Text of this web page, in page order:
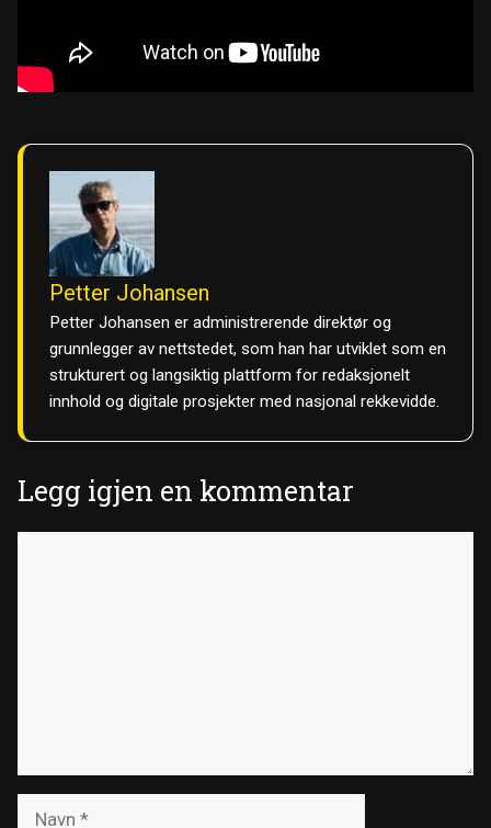
Petter Johansen
Petter Johansen er administrerende direktør og
grunnlegger av nettstedet, som han har utviklet som en
strukturert og langsiktig plattform for redaksjonelt
innhold og digitale prosjekter med nasjonal rekkevidde.
Legg igjen en kommentar